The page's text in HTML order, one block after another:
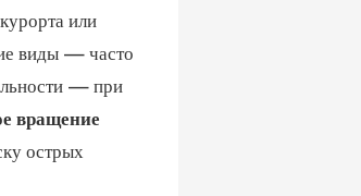
или
виды — часто
— при
вращение
острых